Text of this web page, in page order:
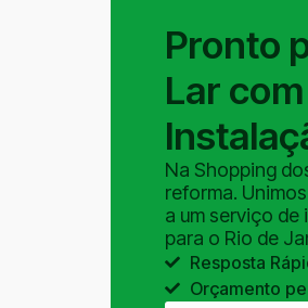
Pronto
Lar
Na Shopping
reforma.
a um serviço
para o Rio de
Resposta
Orçamento